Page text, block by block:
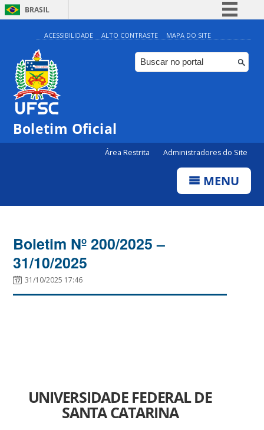
BRASIL
Simplifique!
Comunica BR
Participe
ACESSIBILIDADE ALTO CONTRASTE MAPA DO SITE
Boletim Oficial
Área Restrita Administradores do Site
MENU
Boletim Nº 200/2025 –
31/10/2025
31/10/2025 17:46
UNIVERSIDADE FEDERAL DE
SANTA CATARINA